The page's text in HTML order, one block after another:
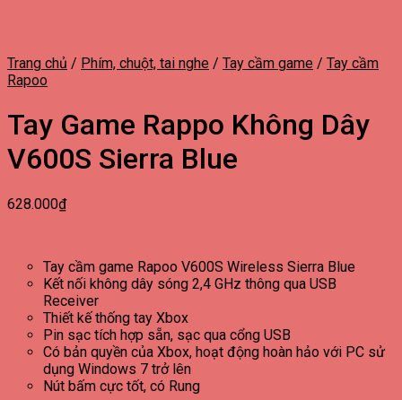
Trang chủ / Phím, chuột, tai nghe / Tay cầm game / Tay cầm
Rapoo
Tay Game Rappo Không Dây
V600S Sierra Blue
628.000₫
Tay cầm game Rapoo V600S Wireless Sierra Blue
Kết nối không dây sóng 2,4 GHz thông qua USB
Receiver
Thiết kế thống tay Xbox
Pin sạc tích hợp sẵn, sạc qua cổng USB
Có bản quyền của Xbox, hoạt động hoàn hảo với PC sử
dụng Windows 7 trở lên
Nút bấm cực tốt, có Rung